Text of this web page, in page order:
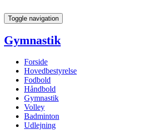
Toggle navigation
Gymnastik
Forside
Hovedbestyrelse
Fodbold
Håndbold
Gymnastik
Volley
Badminton
Udlejning